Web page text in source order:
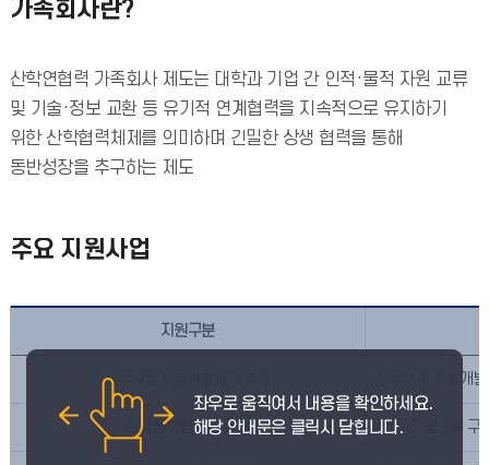
가족회사란?
산학연협력 가족회사 제도는 대학과 기업 간 인적·물적 자원 교류
및 기술·정보 교환 등 유기적 연계협력을 지속적으로 유지하기
위한 산학협력체제를 의미하며 긴밀한 상생 협력을 통해
동반성장을 추구하는 제도
주요 지원사업
지원구분
산학공동기술개발과제 수행 산학연계 기술개
산학협력협의체 지원 산학 간 협의체 구